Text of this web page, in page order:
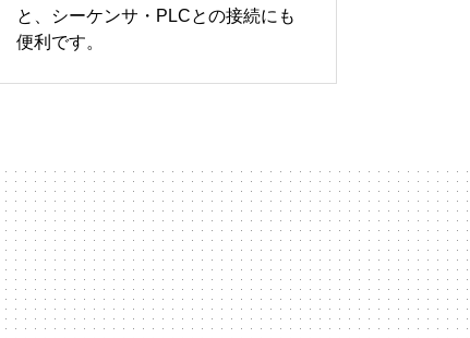
と、シーケンサ・PLCとの接続にも
便利です。